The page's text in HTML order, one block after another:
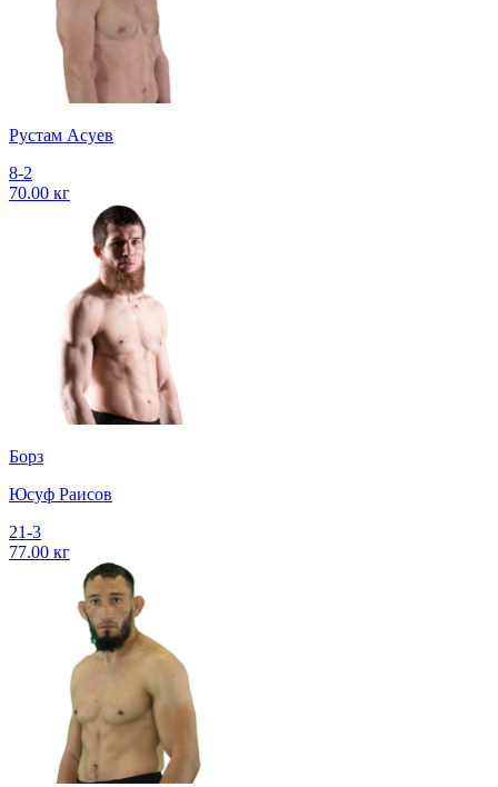
Рустам Асуев
8-2
70.00 кг
Борз
Юсуф Раисов
21-3
77.00 кг